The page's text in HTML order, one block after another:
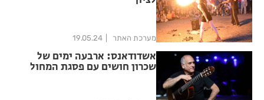
מערכת האתר 19.05.24
אשדודאנס: ארבעה ימים של
שכרון חושים עם פסגת המחול